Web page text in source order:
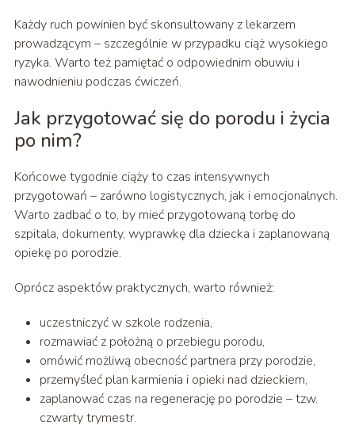
Każdy ruch powinien być skonsultowany z lekarzem
prowadzącym – szczególnie w przypadku ciąż wysokiego
ryzyka. Warto też pamiętać o odpowiednim obuwiu i
nawodnieniu podczas ćwiczeń.
Jak przygotować się do porodu i życia
po nim?
Końcowe tygodnie ciąży to czas intensywnych
przygotowań – zarówno logistycznych, jak i emocjonalnych.
Warto zadbać o to, by mieć przygotowaną torbę do
szpitala, dokumenty, wyprawkę dla dziecka i zaplanowaną
opiekę po porodzie.
Oprócz aspektów praktycznych, warto również:
uczestniczyć w szkole rodzenia,
rozmawiać z położną o przebiegu porodu,
omówić możliwą obecność partnera przy porodzie,
przemyśleć plan karmienia i opieki nad dzieckiem,
zaplanować czas na regenerację po porodzie – tzw.
czwarty trymestr.